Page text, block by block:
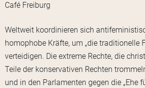
Café Freiburg
Weltweit koordinieren sich
homophobe Kräfte, um „die traditionelle
verteidigen. Die extreme Rechte, die
Teile der konservativen Rechten
und in den Parlamenten gegen die „Ehe